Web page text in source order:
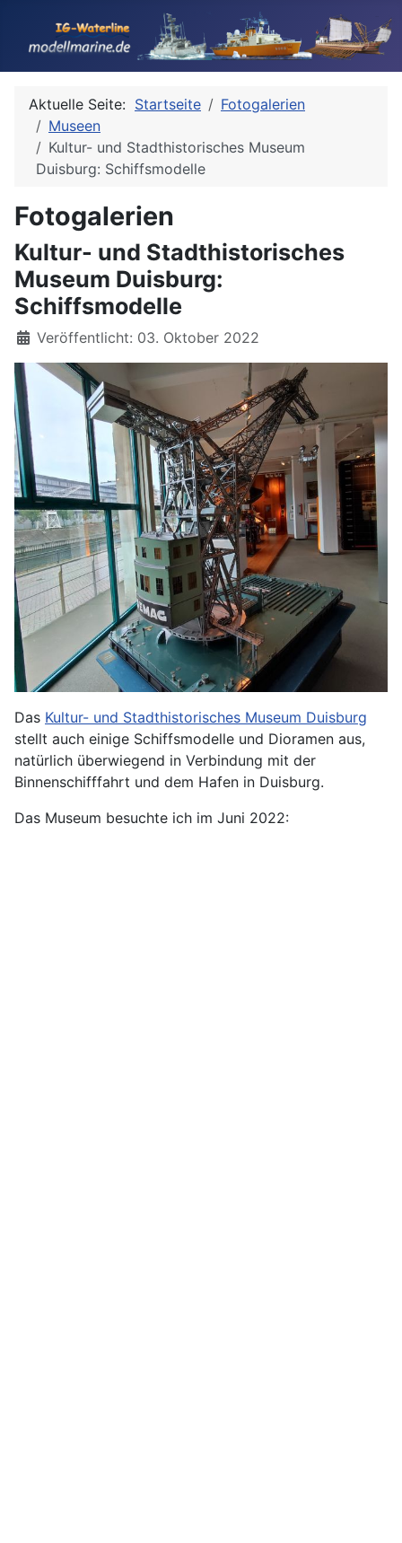
Aktuelle Seite: Startseite
Fotogalerien
Museen
Kultur- und Stadthistorisches Museum
Duisburg: Schiffsmodelle
Fotogalerien
Kultur- und Stadthistorisches
Museum Duisburg:
Schiffsmodelle
Details
Veröffentlicht: 03. Oktober 2022
Das Kultur- und Stadthistorisches Museum Duisburg
stellt auch einige Schiffsmodelle und Dioramen aus,
natürlich überwiegend in Verbindung mit der
Binnenschifffahrt und dem Hafen in Duisburg.
Das Museum besuchte ich im Juni 2022: